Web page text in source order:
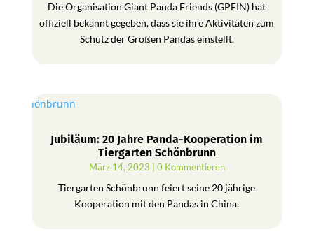
Die Organisation Giant Panda Friends (GPFIN) hat
offiziell bekannt gegeben, dass sie ihre Aktivitäten zum
Schutz der Großen Pandas einstellt.
Jubiläum: 20 Jahre Panda-Kooperation im
Tiergarten Schönbrunn
März 14, 2023 | 0 Kommentieren
Tiergarten Schönbrunn feiert seine 20 jährige
Kooperation mit den Pandas in China.